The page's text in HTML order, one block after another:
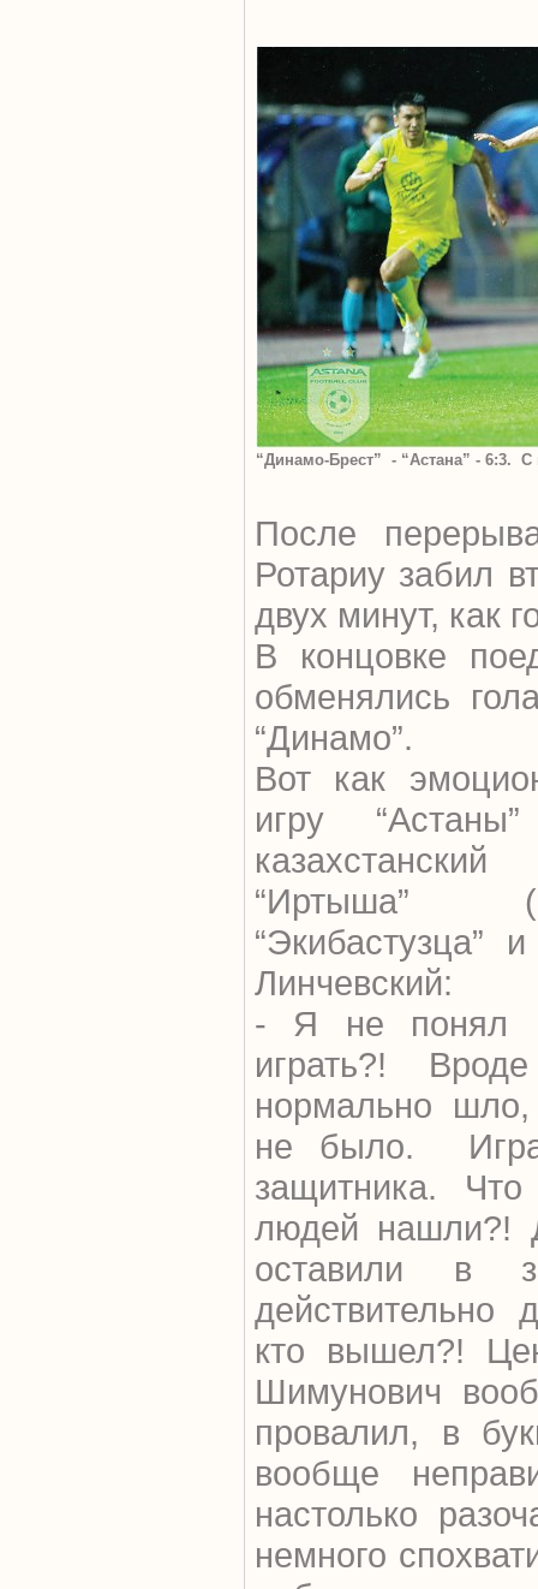
“Динамо-Брест” - “Астана” - 6:3.
После
Ротариу забил
двух минут, как
В концовке
обменялись
“Динамо”.
Вот как
игру
“Иртыша”
“Экибастузца”
Линчевский:
- Я не понял
играть?!
нормально
не было.
защитника.
людей нашли?!
оставили в
кто вышел?!
Шимунович
провалил, в
вообще
настолько
немного